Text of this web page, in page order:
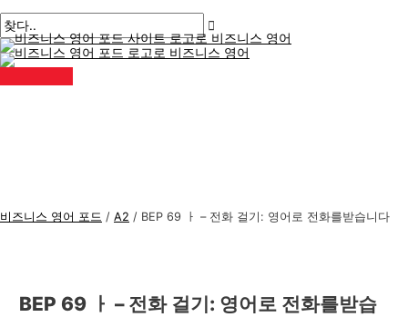
텐
츠
로
건
인
뉴
비즈니스 영어 포드 / A2 / BEP 69 ㅏ – 전화 걸기: 영어로 전화를받습니다
BEP 69 ㅏ – 전화 걸기: 영어로 전화를받습
시
물
탐
색
기
에
입
력
름
*
메
일
*
비
즈
니
스
검
색
: